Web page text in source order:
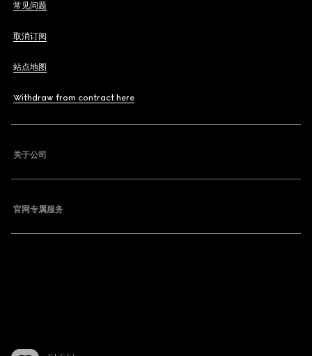
常见问题
取消订阅
站点地图
Withdraw from contract here
关于公司
官网专属服务